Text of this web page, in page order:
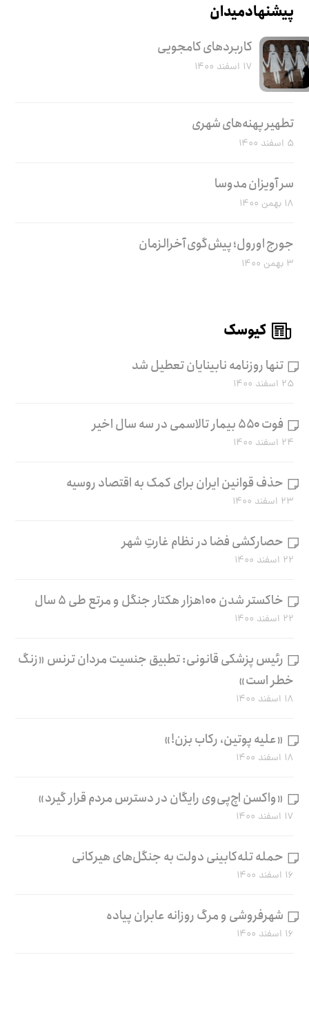
پیشنهاد میدان
کاربرد‌های کامجویی
۱۷ اسفند ۱۴۰۰
تطهیر پهنه‌های شهری
۵ اسفند ۱۴۰۰
سر آویزان مدوسا
۱۸ بهمن ۱۴۰۰
جورج اورول؛ پیش‌گوی آخرالزمان
۳ بهمن ۱۴۰۰
کیوسک
تنها روزنامه نابینایان تعطیل شد
۲۵ اسفند ۱۴۰۰
فوت ۵۵۰ بیمار تالاسمی در سه سال اخیر
۲۴ اسفند ۱۴۰۰
حذف قوانین ایران برای کمک به اقتصاد روسیه
۲۳ اسفند ۱۴۰۰
حصارکشی فضا در نظام غارتِ شهر
۲۲ اسفند ۱۴۰۰
خاکستر شدن ۱۰۰هزار هکتار جنگل و مرتع طی ۵ سال
۲۲ اسفند ۱۴۰۰
رئیس پزشکی قانونی: تطبیق جنسیت مردان ترنس «زنگ
خطر است»
۱۸ اسفند ۱۴۰۰
«علیه پوتین، رکاب بزن!»
۱۸ اسفند ۱۴۰۰
«واکسن اچ‌پی‌وی رایگان در دسترس مردم قرار گیرد»
۱۷ اسفند ۱۴۰۰
حمله تله‌کابینی دولت به جنگل‌های هیرکانی
۱۶ اسفند ۱۴۰۰
شهرفروشی و مرگ روزانه عابران پیاده
۱۶ اسفند ۱۴۰۰